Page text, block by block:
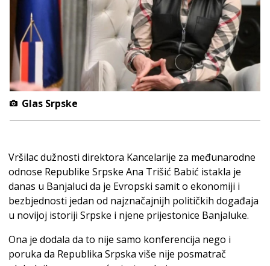
Glas Srpske
Vršilac dužnosti direktora Kancelarije za međunarodne
odnose Republike Srpske Ana Trišić Babić istakla je
danas u Banjaluci da je Evropski samit o ekonomiji i
bezbjednosti jedan od najznačajnijh političkih događaja
u novijoj istoriji Srpske i njene prijestonice Banjaluke.
Ona je dodala da to nije samo konferencija nego i
poruka da Republika Srpska više nije posmatrač